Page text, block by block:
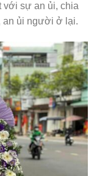
với sự an ủi, chia
an ủi người ở lại.